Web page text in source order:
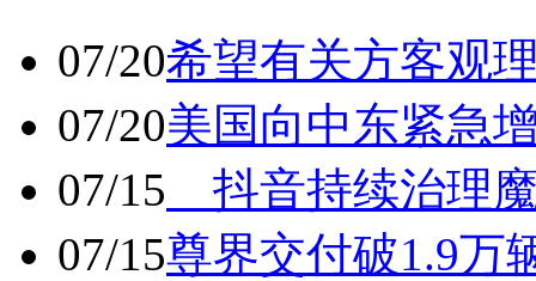
07/20希望有关方客观
07/20美国向中东紧急
07/15 抖音持续治理
07/15尊界交付破1.9万